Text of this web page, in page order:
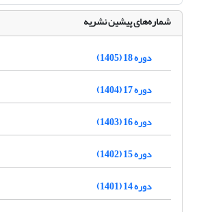
شماره‌های پیشین نشریه
دوره 18 (1405)
دوره 17 (1404)
دوره 16 (1403)
دوره 15 (1402)
دوره 14 (1401)